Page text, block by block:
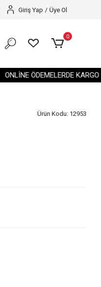
ÖDEMELERDE KARGO
Giriş Yap / Üye Ol
0
Ürün Kodu: 12953